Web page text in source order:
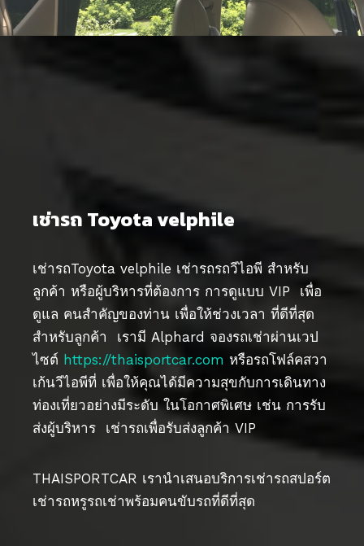
เช่ารถ Toyota velphile
เช่ารถToyota velphile เช่ารถรถวีไอพี สำหรับ
ลูกค้า หรือผู้บริหารที่ต้องการ การดูแบบ VIP เพื่อ
ดูแล คนสำคัญของท่าน เพื่อให้ช่วงเวลา ที่ดีที่สุด
สำหรับลูกค้า เรามี Alphard จองรถเช่าผ่านเวป
ไซต์ https://thaisportcar.com หรือรถโฟล์คสวา
เก้นวีไอพีที่ เพื่อให้คุณได้มีความสุขกับการเดินทาง
ท่องเที่ยวอย่างมีระดับ ในโอกาศพิเศษ เช่น การรับ
ส่งผู้บริหาร เช่ารถเพื่อรับส่งลูกค้า VIP
THAISPORTCAR เรานำเสนอบริการเช่ารถสปอร์ต
เช่ารถหรูรถเช่าพร้อมคนขับรถที่ดีที่สุด